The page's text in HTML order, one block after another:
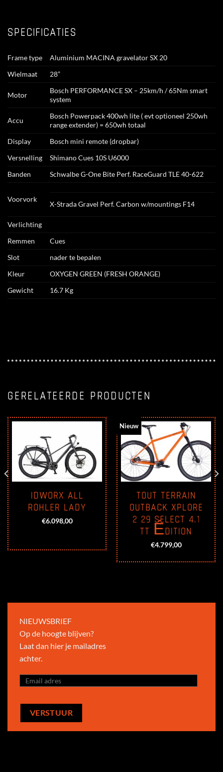
SPECIFICATIES
Frame type
Aluminium MACINA gravelator SX 20
Wielmaat
28”
Motor
Bosch PERFORMANCE SX – 25km/h / 65Nm smart
system
Accu
Bosch Powerpack 400wh lite ( evt optioneel 250wh
range extender) = 650wh totaal
Display
Bosch mini remote (dropbar)
Versnelling
Shimano Cues 10S U6000
Banden
Schwalbe G-One Bite Perf. RaceGuard TLE 40-622
Voorvork
X-Strada Gravel Perf. Carbon w/mountings F14
Verlichting
Remmen
Cues
Slot
nader te bepalen
Kleur
OXYGEN GREEN (FRESH ORANGE)
Gewicht
16.7 Kg
GERELATEERDE PRODUCTEN
IDWORX ALL
ROHLER LADY
€6.098,00
Nieuw
TOUT TERRAIN
OUTBACK XPLORE
2 29 SELECT 4.1
TT ÉDITION
€4.799,00
NIEUWSBRIEF
Op de hoogte blijven?
Laat dan hier je mailadres
achter.